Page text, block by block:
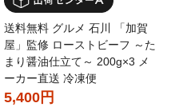
送料無料 グルメ 石川 「加賀
屋」監修 ローストビーフ ～た
まり醤油仕立て～ 200g×3 メ
ーカー直送 冷凍便
5,400円